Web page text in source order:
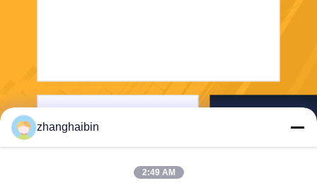
zhanghaibin
2:49 AM